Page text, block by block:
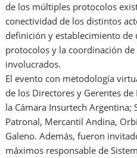
de los múltiples protocolos
conectividad de los distintos
definición y establecimiento
protocolos y la coordinación
involucrados.
El evento con metodología
de los Directores y Gerentes
la Cámara Insurtech Argentina;
Patronal, Mercantil Andina,
Galeno. Además, fueron
máximos responsable de